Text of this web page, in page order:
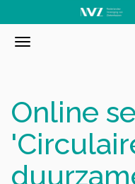
Online